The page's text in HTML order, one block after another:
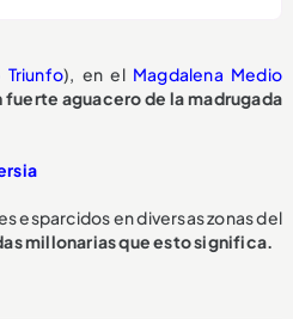
Triunfo), en el Magdalena Medio
fuerte aguacero de la madrugada
esparcidos en diversas zonas del
millonarias que esto significa.